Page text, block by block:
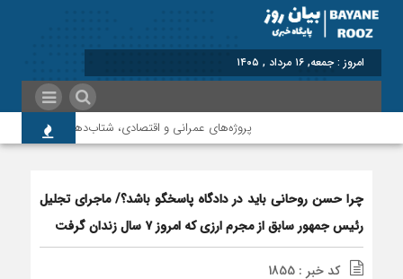
برابر با : Friday - 7 August - 2026
پروژه‌های عمرانی و اقتصادی، شتاب‌دهنده توسعه
چرا حسن روحانی باید در دادگاه پاسخگو باشد؟/ ماجرای تجلیل
رئیس جمهور سابق از مجرم ارزی که امروز ۷ سال زندان گرفت
کد خبر : 1855